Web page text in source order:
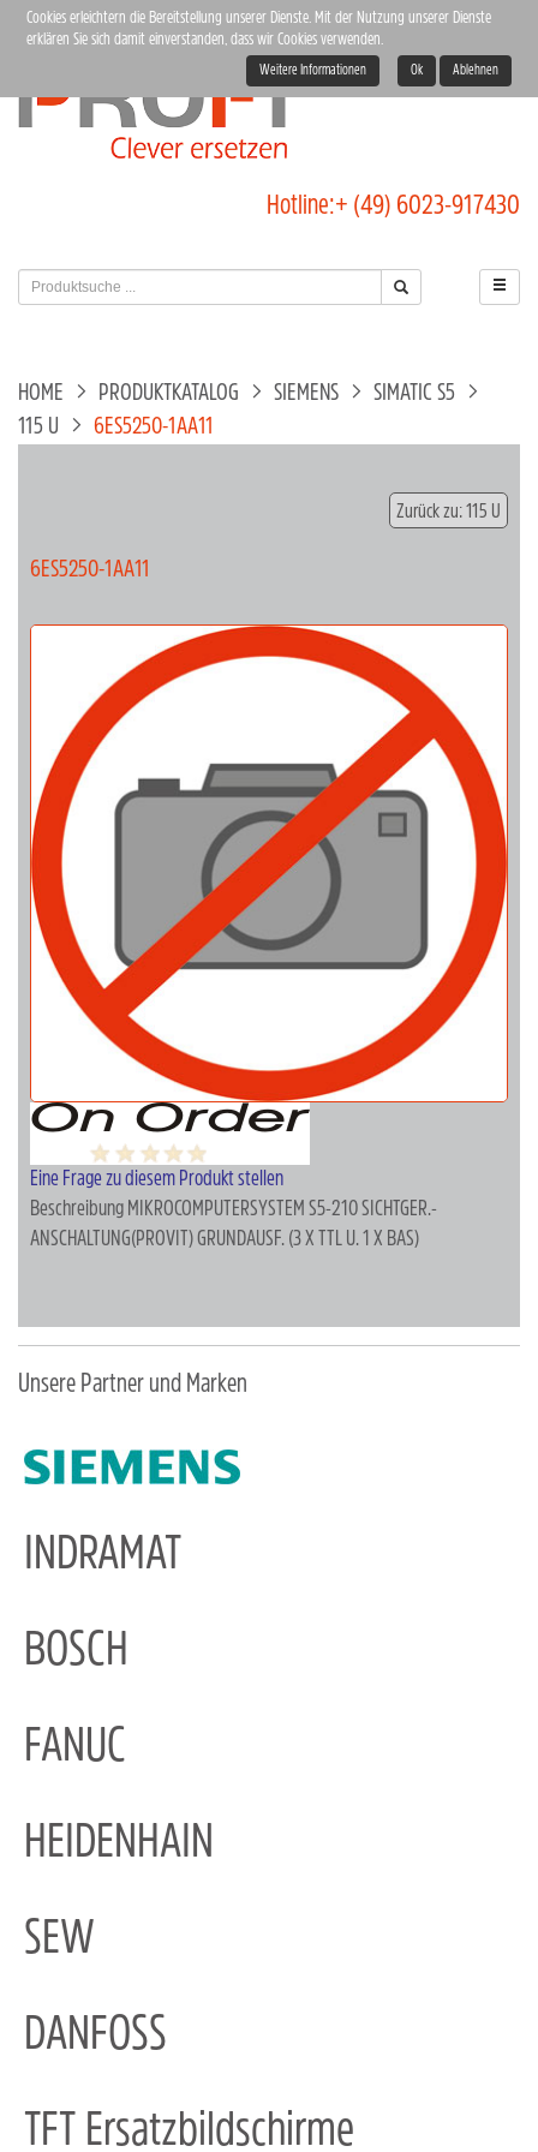
Hotline:+ (49) 6023-917430
HOME PRODUKTKATALOG SIEMENS
SIMATIC S5
115 U
6ES5250-1AA11
Zurück zu: 115 U
6ES5250-1AA11
Eine Frage zu diesem Produkt stellen
Beschreibung MIKROCOMPUTERSYSTEM S5-210 SICHTGER.-
ANSCHALTUNG(PROVIT) GRUNDAUSF. (3 X TTL U. 1 X BAS)
Unsere Partner und Marken
INDRAMAT
BOSCH
FANUC
HEIDENHAIN
SEW
DANFOSS
TFT Ersatzbildschirme
Cookies erleichtern die Bereitstellung unserer Dienste. Mit der Nutzung unserer Dienste
erklären Sie sich damit einverstanden, dass wir Cookies verwenden.
Weitere Informationen Ok Ablehnen